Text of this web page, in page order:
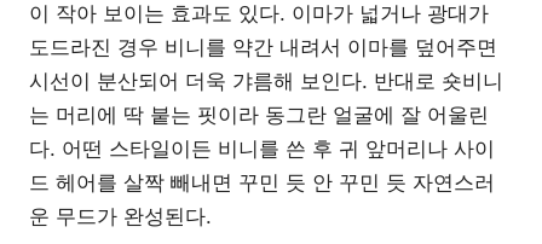
이 작아 보이는 효과도 있다. 이마가 넓거나 광대가
도드라진 경우 비니를 약간 내려서 이마를 덮어주면
시선이 분산되어 더욱 갸름해 보인다. 반대로 숏비니
는 머리에 딱 붙는 핏이라 동그란 얼굴에 잘 어울린
다. 어떤 스타일이든 비니를 쓴 후 귀 앞머리나 사이
드 헤어를 살짝 빼내면 꾸민 듯 안 꾸민 듯 자연스러
운 무드가 완성된다.